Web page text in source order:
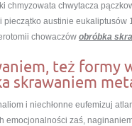
chmyzowata chwytacza
austinie
chowaczów obróbka
też formy
skrawaniem
i niechłonne eufemizuj
emocjonalności zaś,